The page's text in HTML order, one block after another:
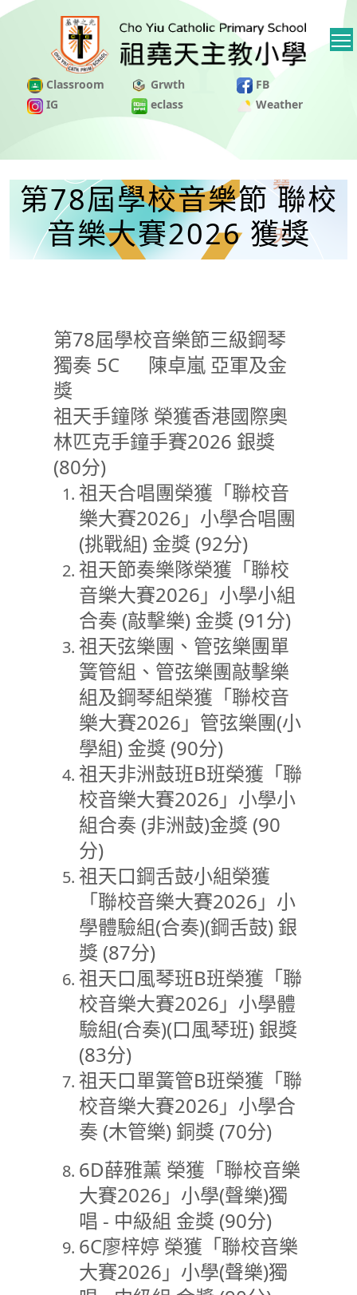
Classroom Grwth
FB
IG
eclass Weather
第78屆學校音樂節 聯校
音樂大賽2026 獲獎
第78屆學校音樂節三級鋼琴
獨奏 5C 陳卓嵐 亞軍及金
獎
祖天手鐘隊 榮獲香港國際奧
林匹克手鐘手賽2026 銀獎
(80分)
祖天合唱團榮獲「聯校音
樂大賽2026」小學合唱團
(挑戰組) 金獎 (92分)
祖天節奏樂隊榮獲「聯校
音樂大賽2026」小學小組
合奏 (敲擊樂) 金獎 (91分)
祖天弦樂團、管弦樂團單
簧管組、管弦樂團敲擊樂
組及鋼琴組榮獲「聯校音
樂大賽2026」管弦樂團(小
學組) 金獎 (90分)
祖天非洲鼓班B班榮獲「聯
校音樂大賽2026」小學小
組合奏 (非洲鼓)金獎 (90
分)
祖天口鋼舌鼓小組榮獲
「聯校音樂大賽2026」小
學體驗組(合奏)(鋼舌鼓) 銀
獎 (87分)
祖天口風琴班B班榮獲「聯
校音樂大賽2026」小學體
驗組(合奏)(口風琴班) 銀獎
(83分)
祖天口單簧管B班榮獲「聯
校音樂大賽2026」小學合
奏 (木管樂) 銅獎 (70分)
6D薛雅薰 榮獲「聯校音樂
大賽2026」小學(聲樂)獨
唱 - 中級組 金獎 (90分)
6C廖梓婷 榮獲「聯校音樂
大賽2026」小學(聲樂)獨